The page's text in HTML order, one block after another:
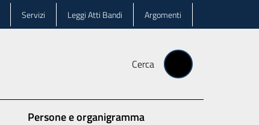
Servizi Leggi Atti Bandi Argomenti
Cerca
Persone e organigramma